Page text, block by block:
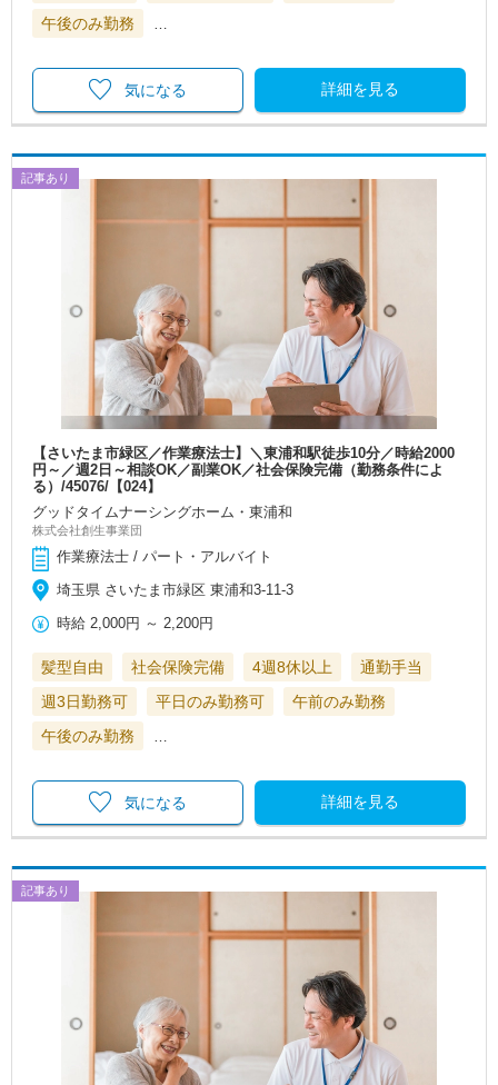
午後のみ勤務
…
詳細を見る
気になる
記事あり
【さいたま市緑区／作業療法士】＼東浦和駅徒歩10分／時給2000
円～／週2日～相談OK／副業OK／社会保険完備（勤務条件によ
る）/45076/【024】
グッドタイムナーシングホーム・東浦和
株式会社創生事業団
作業療法士 / パート・アルバイト
埼玉県 さいたま市緑区 東浦和3-11-3
時給 2,000円 ～2,200円
髪型自由 社会保険完備 4週8休以上
通勤手当
週3日勤務可
平日のみ勤務可
午前のみ勤務
午後のみ勤務
…
詳細を見る
気になる
記事あり